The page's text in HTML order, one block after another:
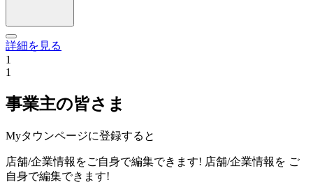
詳細を見る
1
1
事業主の皆さま
Myタウンページに登録すると
店舗/企業情報をご自身で編集できます! 店舗/企業情報を ご
自身で編集できます!